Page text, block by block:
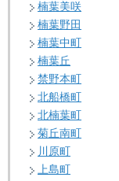
楠葉美咲
楠葉野田
楠葉中町
楠葉丘
禁野本町
北船橋町
北楠葉町
菊丘南町
川原町
上島町